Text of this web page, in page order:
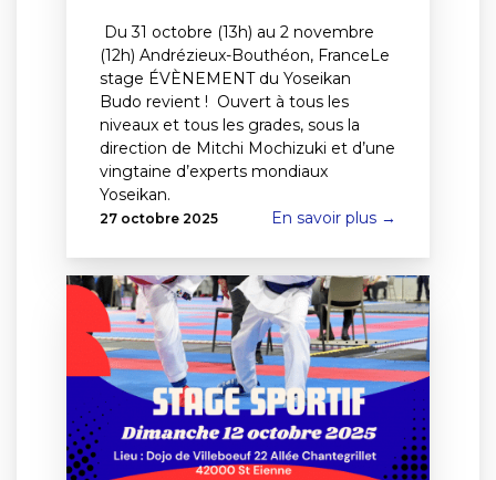
Du 31 octobre (13h) au 2 novembre
(12h) Andrézieux-Bouthéon, FranceLe
stage ÉVÈNEMENT du Yoseikan
Budo revient ! Ouvert à tous les
niveaux et tous les grades, sous la
direction de Mitchi Mochizuki et d’une
vingtaine d’experts mondiaux
Yoseikan.
27 octobre 2025 En savoir plus →